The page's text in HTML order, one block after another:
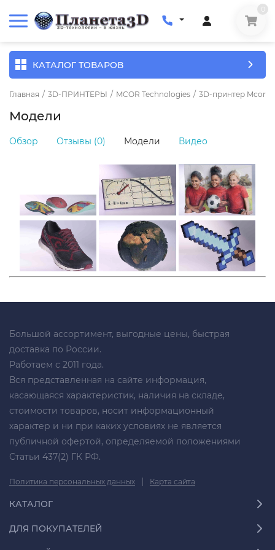
КАТАЛОГ ТОВАРОВ
Главная / 3D-ПРИНТЕРЫ / MCOR Technologies / 3D-принтер Mcor
Модели
Обзор Отзывы (0) Модели Видео
Большой ассортимент, выгодные цены, быстрая
доставка по России.
Работаем с 2011 года.
Вся представленная на сайте информация,
касающаяся характеристик, наличия на складе,
стоимости товаров, носит информационный
характер и ни при каких условиях не является
публичной офертой, определяемой положениями
Статьи 437(2) ГК РФ.
Политика персональных данных | Карта сайта
КАТАЛОГ
ДЛЯ ПОКУПАТЕЛЕЙ